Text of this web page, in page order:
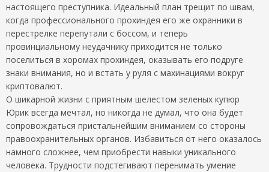
настоящего преступника. Идеальный план трещит по швам,
когда профессионального прохиндея его же охранники в
перестрелке перепутали с боссом, и теперь
провинциальному неудачнику приходится не только
поселиться в хоромах прохиндея, оказывать его подруге
знаки внимания, но и встать у руля с махинациями вокруг
криптовалют.
О шикарной жизни с приятным шелестом зеленых купюр
Юрик всегда мечтал, но никогда не думал, что она будет
сопровождаться пристальнейшим вниманием со стороны
правоохранительных органов. Избавиться от него оказалось
намного сложнее, чем приобрести навыки уникального
человека. Трудности подстегивают перенимать умение